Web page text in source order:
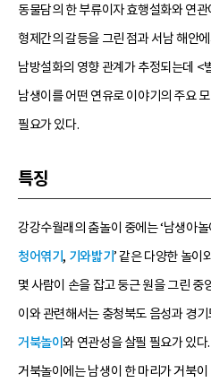
동물담의 한 부류이자 효행설화와 연
형제간의 갈등을 그린 점과 서남 해안
남방설화의 영향 관계가 추정되는데
남생이를 어떤 연유로 이야기의 주요
필요가 있다.
특징
강강수월래의 춤놀이 중에는 ‘남생아
청어엮기, 기와밟기’ 같은 다양한 놀이
몇 사람이 손을 잡고 둥근 원을 그린 중
이와 관련해서는 충청북도 음성과 경
거북놀이와 연관성을 살필 필요가 있
거북놀이에는 남생이 한 마리가 거북